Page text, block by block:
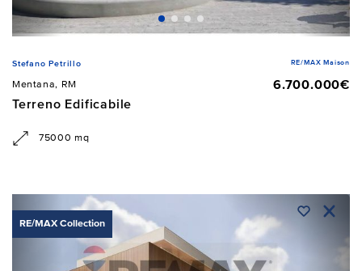
Stefano Petrillo RE/MAX Maison
Mentana, RM
6.700.000€
Terreno Edificabile
75000 mq
RE/MAX Collection